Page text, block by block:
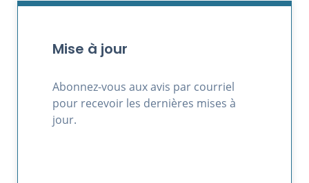
Mise à jour
Abonnez-vous aux avis par courriel
pour recevoir les dernières mises à
jour.